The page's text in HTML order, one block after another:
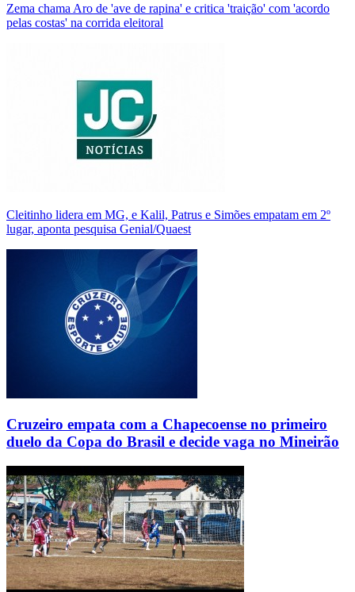
Zema chama Aro de 'ave de rapina' e critica 'traição' com 'acordo
pelas costas' na corrida eleitoral
Cleitinho lidera em MG, e Kalil, Patrus e Simões empatam em 2º
lugar, aponta pesquisa Genial/Quaest
Cruzeiro empata com a Chapecoense no primeiro
duelo da Copa do Brasil e decide vaga no Mineirão